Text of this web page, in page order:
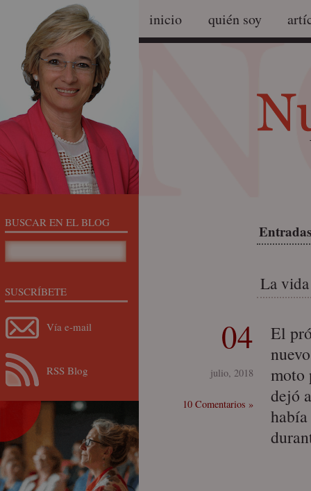
inicio quién soy
La
04
julio, 2018
10 Comentarios »
El
moto
dejó
BUSCAR EN EL BLOG
SUSCRÍBETE
Vía e-mail
RSS Blog